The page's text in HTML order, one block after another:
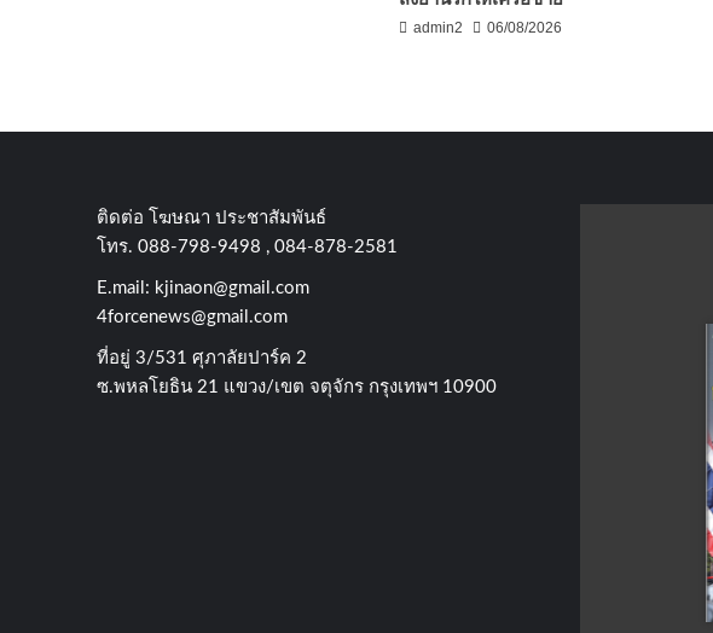
admin2 06/08/2026
ติดต่อ​ โฆษณา​ ประชาสัมพันธ์
โทร​. 088-798-9498 , 084-878-2581
E.mail: kjinaon@gmail.com
4forcenews@gmail.com
ที่อยู่​ 3/531​ ศุภาลัยปาร์ค​ 2
ซ.พหลโยธิน​ 21​ แขวง/เขต​ จตุจักร​ กรุงเทพฯ 10900